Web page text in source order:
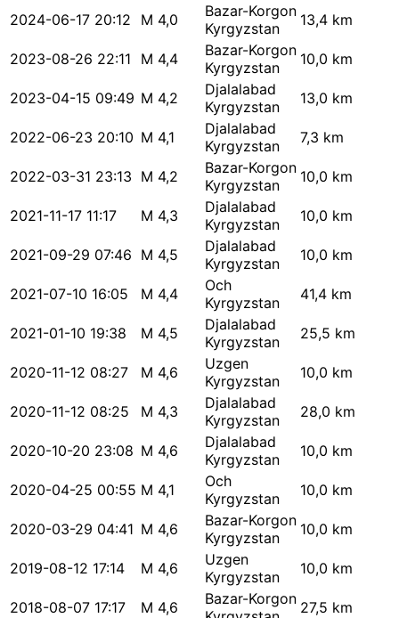
2024-06-17 20:12 M 4,0
Bazar-Korgon
Kyrgyzstan
13,4 km
2023-08-26 22:11 M 4,4
Bazar-Korgon
Kyrgyzstan
10,0 km
2023-04-15 09:49 M 4,2
Djalalabad
Kyrgyzstan
13,0 km
2022-06-23 20:10 M 4,1
Djalalabad
Kyrgyzstan
7,3 km
2022-03-31 23:13 M 4,2
Bazar-Korgon
Kyrgyzstan
10,0 km
2021-11-17 11:17 M 4,3
Djalalabad
Kyrgyzstan
10,0 km
2021-09-29 07:46 M 4,5
Djalalabad
Kyrgyzstan
10,0 km
2021-07-10 16:05 M 4,4
Och
Kyrgyzstan
41,4 km
2021-01-10 19:38 M 4,5
Djalalabad
Kyrgyzstan
25,5 km
2020-11-12 08:27 M 4,6
Uzgen
Kyrgyzstan
10,0 km
2020-11-12 08:25 M 4,3
Djalalabad
Kyrgyzstan
28,0 km
2020-10-20 23:08 M 4,6
Djalalabad
Kyrgyzstan
10,0 km
2020-04-25 00:55 M 4,1
Och
Kyrgyzstan
10,0 km
2020-03-29 04:41 M 4,6
Bazar-Korgon
Kyrgyzstan
10,0 km
2019-08-12 17:14 M 4,6
Uzgen
Kyrgyzstan
10,0 km
2018-08-07 17:17 M 4,6
Bazar-Korgon 27,5 km